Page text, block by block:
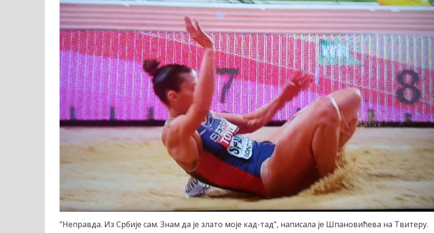
"Неправда. Из Србије сам. Знам да је злато моје кад-тад", написала је Шпановићева на Твитеру.